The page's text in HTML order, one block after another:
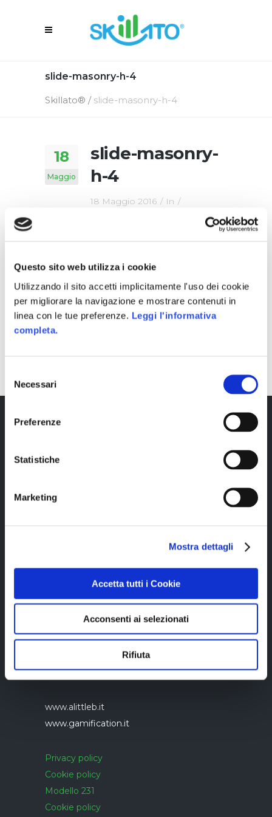
Questo sito web utilizza i cookie
Utilizzando il sito accetti implicitamente l'uso dei cookie
per migliorare la navigazione e mostrare contenuti in
linea con le tue preferenze. Leggi l'informativa
completa.
delNecessari
Preferenze
Statistiche
Marketing
Mostra dettagli
Accetta tutti i Cookie
Acconsenti ai selezionati
Rifiuta
slide-masonry-h-4
Skillato® / slide-masonry-h-4
18
Maggio
slide-masonry-
h-4
18 Maggio 2016
In
Azienda con sistema di gestione qualità
UNI EN ISO 9001:2015 certificato da
CERTIQUALITY
www.alittleb.it
www.gamification.it
Privacy policy
Cookie policy
Modello 231
Cookie policy